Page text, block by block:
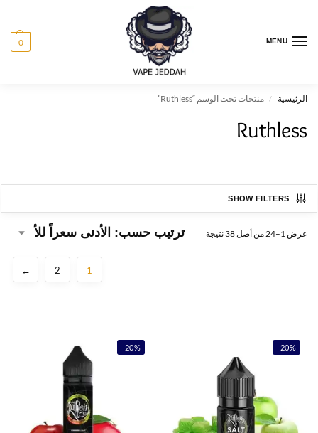
MENU
0
الرئيسية / منتجات تحت الوسم “Ruthless”
Ruthless
SHOW FILTERS
عرض 1–24 من أصل 38 نتيجة
1
2
←
-20%
-20%